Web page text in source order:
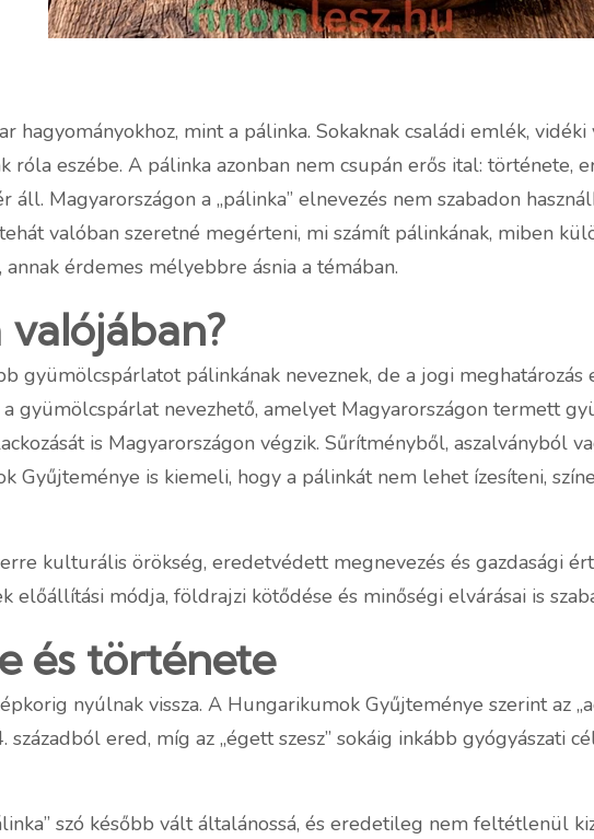
hagyományokhoz, mint a pálinka. Sokaknak családi emlék,
róla eszébe. A pálinka azonban nem csupán erős ital: története,
Magyarországon a „pálinka” elnevezés nem szabadon
valóban szeretné megérteni, mi számít pálinkának, miben
érdemes mélyebbre ásnia a témában.
gyümölcspárlatot pálinkának neveznek, de a jogi
a gyümölcspárlat nevezhető, amelyet Magyarországon termett
is Magyarországon végzik. Sűrítményből, aszalványból
Gyűjteménye is kiemeli, hogy a pálinkát nem lehet ízesíteni,
kulturális örökség, eredetvédett megnevezés és gazdasági
előállítási módja, földrajzi kötődése és minőségi elvárásai is
és története
nyúlnak vissza. A Hungarikumok Gyűjteménye szerint az
ered, míg az „égett szesz” sokáig inkább gyógyászati
szó később vált általánossá, és eredetileg nem feltétlenül